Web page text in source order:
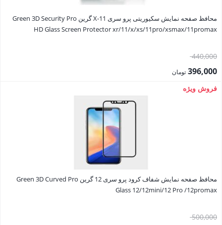
محافظ صفحه نمایش سکیوریتی پرو سری X-11 گرین Green 3D Security Pro
HD Glass Screen Protector xr/11/x/xs/11pro/xsmax/11promax
440,000قیمت
اصلی:396,000 تومان
قیمت
فروش ویژه
محافظ صفحه نمایش شفاف کرود پرو سری 12 گرین Green 3D Curved Pro
Glass 12/12mini/12 Pro /12promax
500,000قیمت